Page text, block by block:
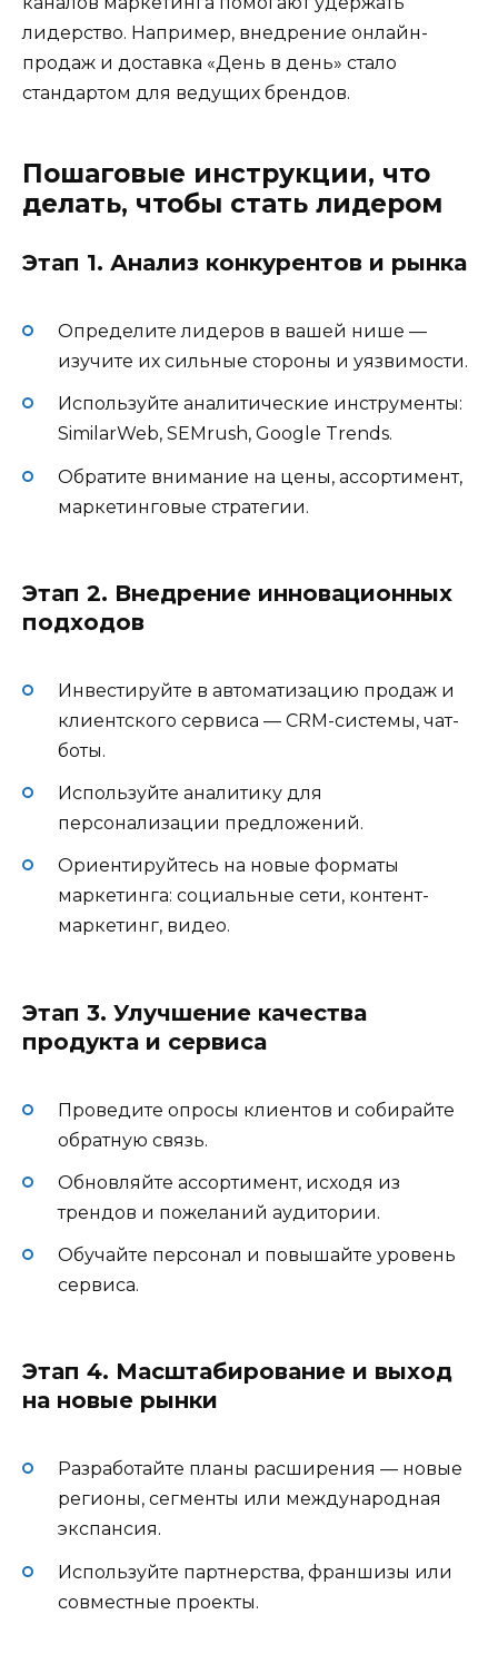
лидерство. Например, внедрение онлайн-
продаж и доставка «День в день» стало
стандартом для ведущих брендов.
Пошаговые инструкции, что
делать, чтобы стать лидером
Этап 1. Анализ конкурентов и рынка
Определите лидеров в вашей нише —
изучите их сильные стороны и уязвимости.
Используйте аналитические инструменты:
SimilarWeb, SEMrush, Google Trends.
Обратите внимание на цены, ассортимент,
маркетинговые стратегии.
Этап 2. Внедрение инновационных
подходов
Инвестируйте в автоматизацию продаж и
клиентского сервиса — CRM-системы, чат-
боты.
Используйте аналитику для
персонализации предложений.
Ориентируйтесь на новые форматы
маркетинга: социальные сети, контент-
маркетинг, видео.
Этап 3. Улучшение качества
продукта и сервиса
Проведите опросы клиентов и собирайте
обратную связь.
Обновляйте ассортимент, исходя из
трендов и пожеланий аудитории.
Обучайте персонал и повышайте уровень
сервиса.
Этап 4. Масштабирование и выход
на новые рынки
Разработайте планы расширения — новые
регионы, сегменты или международная
экспансия.
Используйте партнерства, франшизы или
совместные проекты.